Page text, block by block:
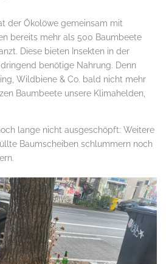
der Ökolöwe gemeinsam mit
bereits mehr als 500 Baumbeete
Diese bieten Insekten in der
benötige Nahrung. Denn
Wildbiene & Co. bald nicht mehr
Baumbeete unsere Klimahelden,
lange nicht ausgeschöpft: Weitere
Baumscheiben schlummern noch